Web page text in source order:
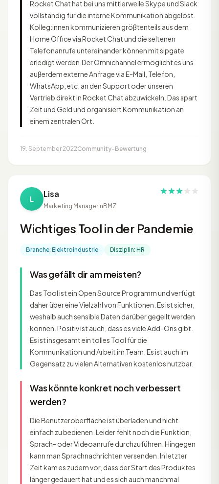
Rocket Chat hat bei uns mittlerweile Skype und Slack
vollständig für die interne Kommunikation abgelöst.
Kolleg:innen kommunizieren größtenteils aus dem
Home Office via Rocket Chat und die seltenen
Telefonanrufe untereinander können mit sipgate
erledigt werden.Der Omnichannel ermöglicht es uns
außerdem externe Anfrage via E-Mail, Telefon,
WhatsApp, etc. an den Support oder unseren
Vertrieb direkt in Rocket Chat abzuwickeln. Das spart
Zeit und Geld und organisiert Kommunikation an
einem zentralen Ort.
19. September 2022Community-Bewertung
L Lisa
Marketing Managerin BMZ
Wichtiges Tool in der Pandemie
Branche: Elektroindustrie Disziplin: HR
Was gefällt dir am meisten?
Das Tool ist ein Open Source Programm und verfügt
daher über eine Vielzahl von Funktionen. Es ist sicher,
weshalb auch sensible Daten darüber gegeilt werden
können. Positiv ist auch, dass es viele Add-Ons gibt.
Es ist insgesamt ein tolles Tool für die
Kommunikation und Arbeit im Team. Es ist auch im
Gegensatz zu vielen Alternativen kostenlos nutzbar.
Was könnte konkret noch verbessert
werden?
Die Benutzeroberfläche ist überladen und nicht
einfach zu bedienen. Leider fehlt noch die Funktion,
Sprach- oder Videoanrufe durchzuführen. Hingegen
kann man Sprachnachrichten versenden. In letzter
Zeit kam es zudem vor, dass der Start des Produktes
länger gedauert hat und es sich auch manchmal